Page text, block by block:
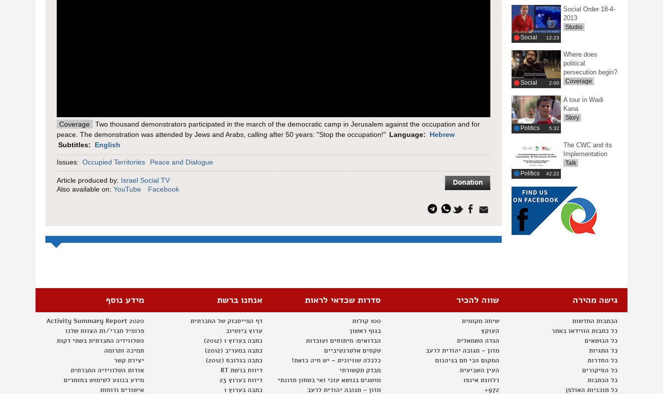
Coverage
Two thousand demonstrators participated in the march of the democratic camp in Jerusalem against the occupation and for
peace. The demonstration was attended by Jews and Arabs, calling after 50 years: "Stop the occupation!" Language: Hebrew
Subtitles: English
Issues: Occupied Territories Peace and Dialogue
Article produced by: Israel Social TV
Also available on: YouTube Facebook
Social ‎12:23
Social Order 18-4-
2013
Studio
Social ‎2:00
Where does
political
persecution begin?
Coverage
Politics ‎5:32
A tour in Wadi
Kana
Story
Politics ‎42:22
The CWC and its
Implementation
Talk
גישה מהירה
הכתבות החדשות
כל כתבות הווידאו באתר
כל הנושאים
כל התגיות
כל הסדרות
כל הסיקורים
כל הכתבות
כל תוכניות האולפן
שווה להכיר
שיחה מקומית
העוקץ
הגדה השמאלית
מזון – תגובה יהודית לרעב
המקום הכי חם בגיהנום
העין השביעית
רלוונט אינפו
972+
סדרות שכדאי לראות
100 קולות
בגוף ראשון
הבדואים: מיתוסים ועובדות
טקסים אלטרנטיביים
כלכלה שוויונית – יש חיה כזאת!
מבדק תקשורתי
מושגים בנושא עוני ואי בטחון תזונתי
מזון – תגובה יהודית לרעב
אנחנו ברשת
דף הפייסבוק של החברתית
ערוץ ביוטיוב
כתבה בערוץ 1 (2012)
כתבה במעריב (2012)
כתבה בגלובס (2012)
דיווח ברשת RT
דיווח בערוץ 23
כתבה בערוץ 1
מידע נוסף
Activity Summary Report 2020
פרופיל חברי/ות הצוות שלנו
הטלוויזיה החברתית בשתי דקות
תמיכה ותרומה
יצירת קשר
אודות הטלוויזיה החברתית
מידע בנוגע לשימוש בחומרים
אישורים ודוחות